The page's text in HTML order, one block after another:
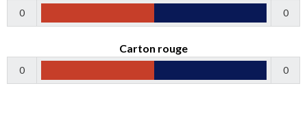
0 0
Carton rouge
0 0